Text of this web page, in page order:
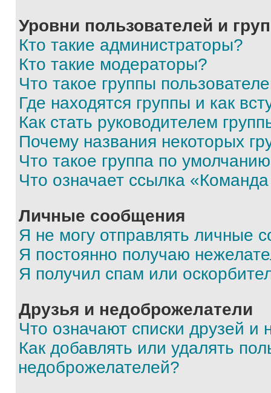
Уровни пользователей и
Кто такие администраторы?
Кто такие модераторы?
Что такое группы
Где находятся группы и как
Как стать руководителем
Почему названия некоторых
Что такое группа по
Что означает ссылка
Личные сообщения
Я не могу отправлять личные
Я постоянно получаю
Я получил спам или
Друзья и недоброжелатели
Что означают списки друзей и
Как добавлять или удалять
недоброжелателей?